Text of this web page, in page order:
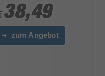
38,49
38,49
zum Angebot